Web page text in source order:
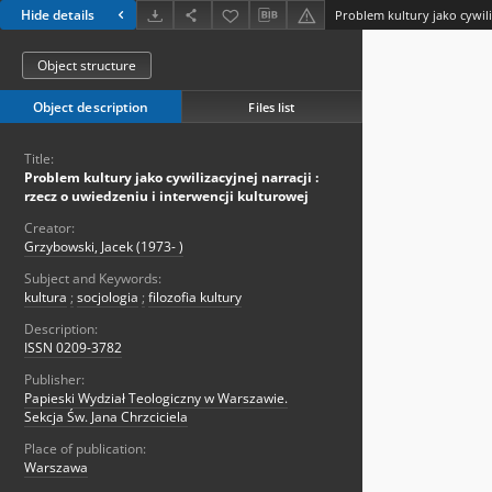
Hide details
Object structure
Object description Files list
Title:
Problem kultury jako cywilizacyjnej narracji :
rzecz o uwiedzeniu i interwencji kulturowej
Creator:
Grzybowski, Jacek (1973- )
Subject and Keywords:
kultura ; socjologia ; filozofia kultury
Description:
ISSN 0209-3782
Publisher:
Papieski Wydział Teologiczny w Warszawie.
Sekcja Św. Jana Chrzciciela
Place of publication:
Warszawa